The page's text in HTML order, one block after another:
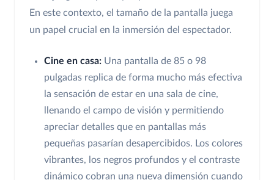
En este contexto, el tamaño de la pantalla juega
un papel crucial en la inmersión del espectador.
Cine en casa: Una pantalla de 85 o 98
pulgadas replica de forma mucho más efectiva
la sensación de estar en una sala de cine,
llenando el campo de visión y permitiendo
apreciar detalles que en pantallas más
pequeñas pasarían desapercibidos. Los colores
vibrantes, los negros profundos y el contraste
dinámico cobran una nueva dimensión cuando